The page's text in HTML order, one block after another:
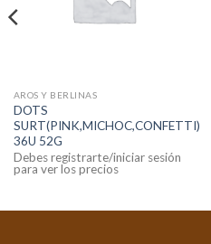
AROS Y BERLINAS
DOTS
SURT(PINK,MICHOC,CONFETTI)
36U 52G
Debes registrarte/iniciar sesión
para ver los precios